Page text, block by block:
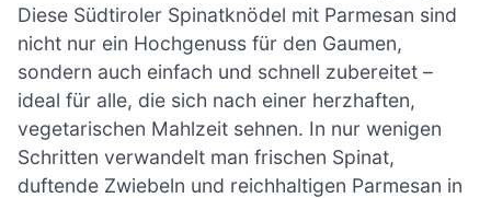
Diese Südtiroler Spinatknödel mit Parmesan sind
nicht nur ein Hochgenuss für den Gaumen,
sondern auch einfach und schnell zubereitet –
ideal für alle, die sich nach einer herzhaften,
vegetarischen Mahlzeit sehnen. In nur wenigen
Schritten verwandelt man frischen Spinat,
duftende Zwiebeln und reichhaltigen Parmesan in